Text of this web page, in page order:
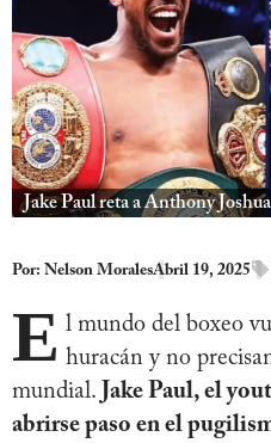
Jake Paul reta a Anthony
Por: Nelson MoralesAbril 19, 2025
E l mundo del boxeo
huracán y no
mundial. Jake Paul, el
abrirse paso en el